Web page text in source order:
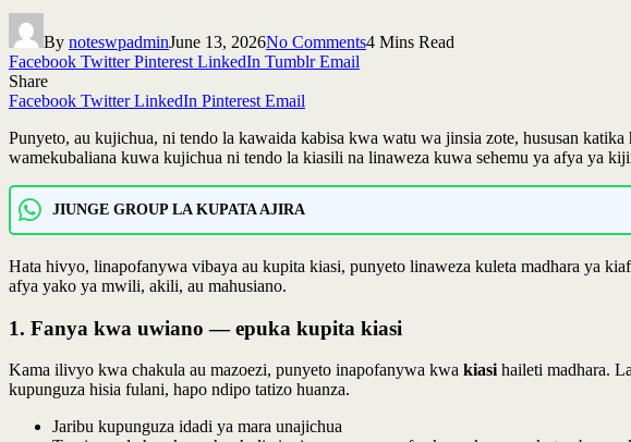
By noteswpadminJune 13, 2026No Comments4 Mins Read
Facebook Twitter Pinterest LinkedIn Tumblr Email
Share
Facebook Twitter LinkedIn Pinterest Email
Punyeto, au kujichua, ni tendo la kawaida kabisa kwa watu wa jinsia zote, hususan
wamekubaliana kuwa kujichua ni tendo la kiasili na linaweza kuwa sehemu ya afya ya
JIUNGE GROUP LA KUPATA AJIRA
Hata hivyo, linapofanywa vibaya au kupita kiasi, punyeto linaweza kuleta madhara ya
afya yako ya mwili, akili, au mahusiano.
1. Fanya kwa uwiano — epuka kupita kiasi
Kama ilivyo kwa chakula au mazoezi, punyeto inapofanywa kwa kiasihaileti madhara.
kupunguza hisia fulani, hapo ndipo tatizo huanza.
Jaribu kupunguza idadi ya mara unajichua